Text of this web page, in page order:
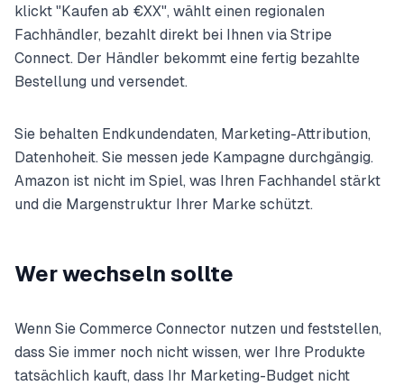
klickt "Kaufen ab €XX", wählt einen regionalen
Fachhändler, bezahlt direkt bei Ihnen via Stripe
Connect. Der Händler bekommt eine fertig bezahlte
Bestellung und versendet.
Sie behalten Endkundendaten, Marketing-Attribution,
Datenhoheit. Sie messen jede Kampagne durchgängig.
Amazon ist nicht im Spiel, was Ihren Fachhandel stärkt
und die Margenstruktur Ihrer Marke schützt.
Wer wechseln sollte
Wenn Sie Commerce Connector nutzen und feststellen,
dass Sie immer noch nicht wissen, wer Ihre Produkte
tatsächlich kauft, dass Ihr Marketing-Budget nicht